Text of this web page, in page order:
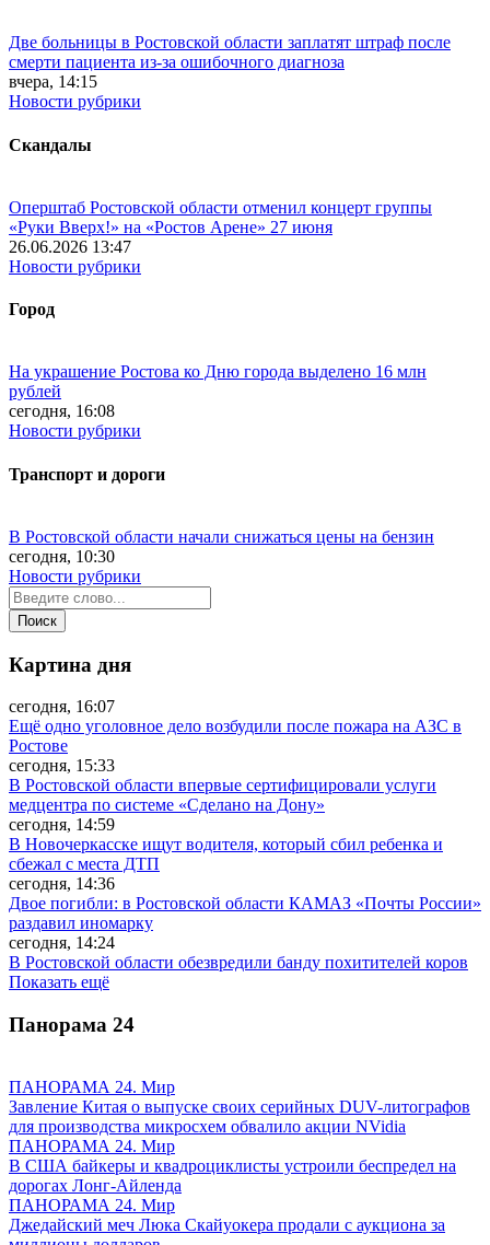
Две больницы в Ростовской области заплатят штраф после
смерти пациента из-за ошибочного диагноза
вчера, 14:15
Новости рубрики
Скандалы
Оперштаб Ростовской области отменил концерт группы
«Руки Вверх!» на «Ростов Арене» 27 июня
26.06.2026 13:47
Новости рубрики
Город
На украшение Ростова ко Дню города выделено 16 млн
рублей
сегодня, 16:08
Новости рубрики
Транспорт и дороги
В Ростовской области начали снижаться цены на бензин
сегодня, 10:30
Новости рубрики
Картина дня
сегодня, 16:07
Ещё одно уголовное дело возбудили после пожара на АЗС в
Ростове
сегодня, 15:33
В Ростовской области впервые сертифицировали услуги
медцентра по системе «Сделано на Дону»
сегодня, 14:59
В Новочеркасске ищут водителя, который сбил ребенка и
сбежал с места ДТП
сегодня, 14:36
Двое погибли: в Ростовской области КАМАЗ «Почты России»
раздавил иномарку
сегодня, 14:24
В Ростовской области обезвредили банду похитителей коров
Показать ещё
Панорама 24
ПАНОРАМА 24. Мир
Завление Китая о выпуске своих серийных DUV-литографов
для производства микросхем обвалило акции NVidia
ПАНОРАМА 24. Мир
В США байкеры и квадроциклисты устроили беспредел на
дорогах Лонг-Айленда
ПАНОРАМА 24. Мир
Джедайский меч Люка Скайуокера продали с аукциона за